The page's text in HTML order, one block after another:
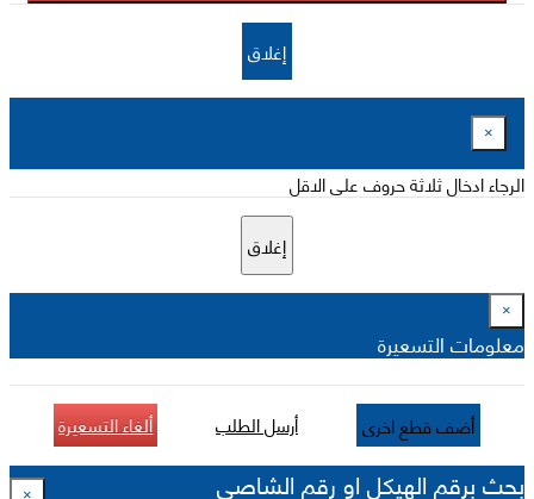
إغلاق
×
الرجاء ادخال ثلاثة حروف على الاقل
إغلاق
×
معلومات التسعيرة
أضف قطع اخرى أرسل الطلب ألغاء التسعيرة
بحث برقم الهيكل او رقم الشاصي ×